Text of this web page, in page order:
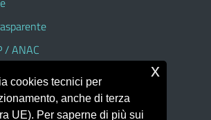
/ ANAC
cookies tecnici per
anche di terza
UE). Per saperne di più sui
x